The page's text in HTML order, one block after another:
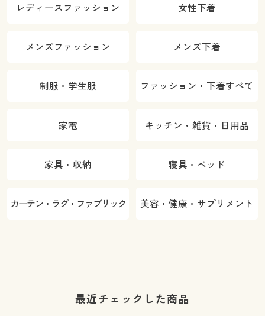
レディースファッション 女性下着
メンズファッション メンズ下着
制服・学生服 ファッション・下着すべて
家電 キッチン・雑貨・日用品
家具・収納 寝具・ベッド
カーテン・ラグ・ファブリック 美容・健康・サプリメント
最近チェックした商品